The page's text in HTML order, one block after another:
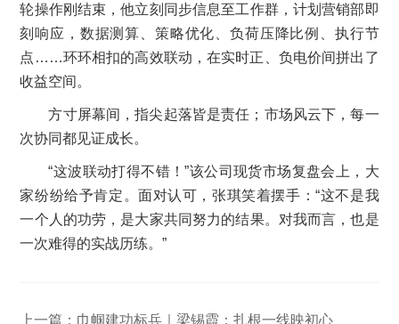
轮操作刚结束，他立刻同步信息至工作群，计划营销部即
刻响应，数据测算、策略优化、负荷压降比例、执行节
点……环环相扣的高效联动，在实时正、负电价间拼出了
收益空间。
方寸屏幕间，指尖起落皆是责任；市场风云下，每一
次协同都见证成长。
“这波联动打得不错！”该公司现货市场复盘会上，大
家纷纷给予肯定。面对认可，张琪笑着摆手：“这不是我
一个人的功劳，是大家共同努力的结果。对我而言，也是
一次难得的实战历练。”
上一篇： 巾帼建功标兵｜梁锡霞：扎根一线映初心